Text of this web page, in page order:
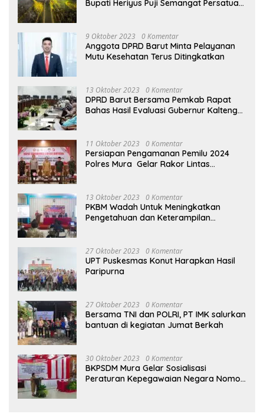
Bupati Heriyus Puji Semangat Persatuan
9 Oktober 2023 0 Komentar
Anggota DPRD Barut Minta Pelayanan
Mutu Kesehatan Terus Ditingkatkan
13 Oktober 2023 0 Komentar
DPRD Barut Bersama Pemkab Rapat
Bahas Hasil Evaluasi Gubernur Kalteng
11 Oktober 2023 0 Komentar
Persiapan Pengamanan Pemilu 2024
Polres Mura Gelar Rakor Lintas
13 Oktober 2023 0 Komentar
PKBM Wadah Untuk Meningkatkan
Pengetahuan dan Keterampilan
27 Oktober 2023 0 Komentar
UPT Puskesmas Konut Harapkan Hasil
Paripurna
27 Oktober 2023 0 Komentar
Bersama TNI dan POLRI, PT IMK salurkan
bantuan di kegiatan Jumat Berkah
30 Oktober 2023 0 Komentar
BKPSDM Mura Gelar Sosialisasi
Peraturan Kepegawaian Negara Nomor